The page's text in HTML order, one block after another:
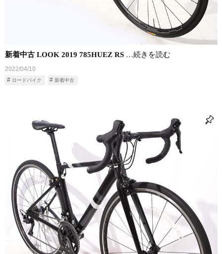
新着中古 LOOK 2019 785HUEZ RS …続きを読む
2022/04/10
ロードバイク 新着中古